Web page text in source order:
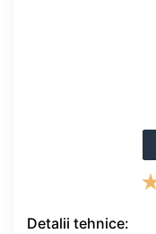
Detalii tehnice: